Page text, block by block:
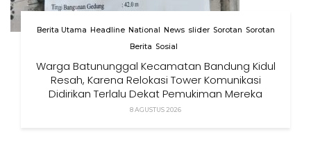
Berita Utama Headline National News slider Sorotan Sorotan
Berita Sosial
Warga Batununggal Kecamatan Bandung Kidul
Resah, Karena Relokasi Tower Komunikasi
Didirikan Terlalu Dekat Pemukiman Mereka
8 AGUSTUS 2026